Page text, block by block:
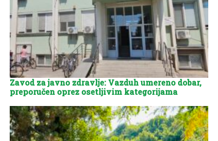
Zavod za javno zdravlje: Vazduh umereno dobar,
preporučen oprez osetljivim kategorijama